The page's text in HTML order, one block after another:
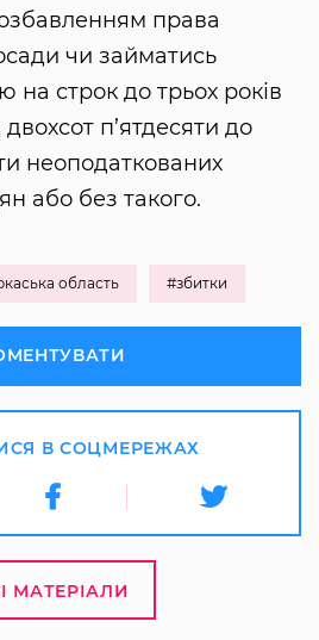
права
чи займатись
на строк до трьох років
п’ятдесяти до
неоподаткованих
або без такого.
область #збитки
В СОЦМЕРЕЖАХ
МАТЕРІАЛИ